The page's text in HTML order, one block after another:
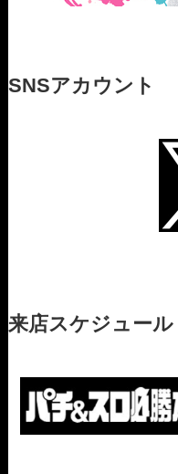
SNSアカウント
来店スケジュール